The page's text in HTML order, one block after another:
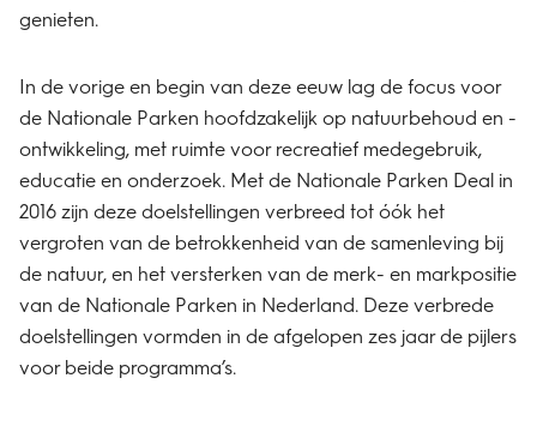
genieten.
In de vorige en begin van deze eeuw lag de focus voor
de Nationale Parken hoofdzakelijk op natuurbehoud en -
ontwikkeling, met ruimte voor recreatief medegebruik,
educatie en onderzoek. Met de Nationale Parken Deal in
2016 zijn deze doelstellingen verbreed tot óók het
vergroten van de betrokkenheid van de samenleving bij
de natuur, en het versterken van de merk- en markpositie
van de Nationale Parken in Nederland. Deze verbrede
doelstellingen vormden in de afgelopen zes jaar de pijlers
voor beide programma’s.